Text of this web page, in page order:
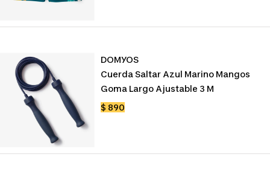
DOMYOS
Cuerda Saltar Azul Marino Mangos
Goma Largo Ajustable 3 M
Precio
$ 890